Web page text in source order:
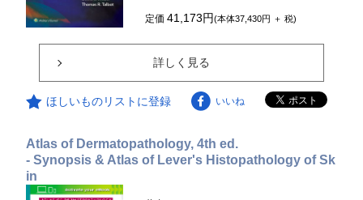
定価41,173円(本体37,430円 ＋ 税)
詳しく見る
ほしいものリストに登録 いいね
Atlas of Dermatopathology, 4th ed.
- Synopsis & Atlas of Lever's Histopathology of Sk
in